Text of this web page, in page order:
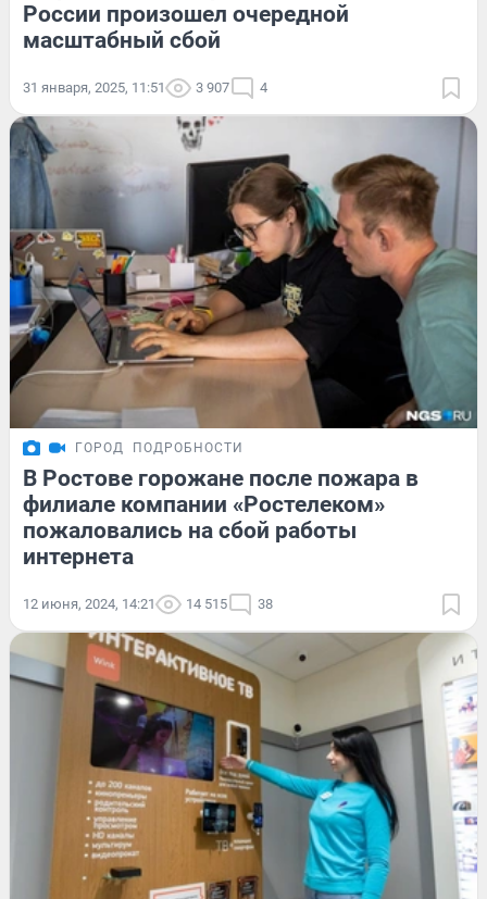
России произошел очередной
масштабный сбой
31 января, 2025, 11:51 3 907 4
ГОРОД ПОДРОБНОСТИ
В Ростове горожане после пожара в
филиале компании «Ростелеком»
пожаловались на сбой работы
интернета
12 июня, 2024, 14:21 14 515 38